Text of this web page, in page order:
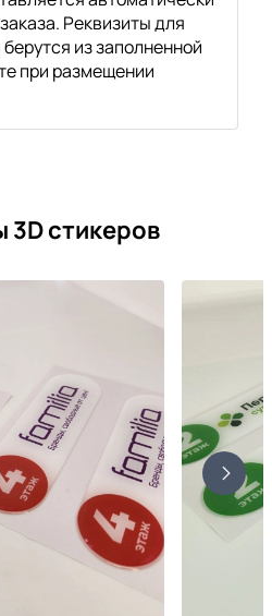
Реквизиты для
из заполненной
при размещении
стикеров